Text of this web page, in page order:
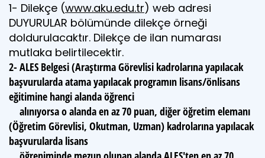
1- Dilekçe (www.aku.edu.tr) web adresi
DUYURULAR bölümünde dilekçe örneği
doldurulacaktır. Dilekçe de ilan numarası
mutlaka belirtilecektir.
2- ALES Belgesi (Araştırma Görevlisi kadrolarına yapılacak
başvurularda atama yapılacak programın lisans/önlisans
eğitimine hangi alanda öğrenci
alınıyorsa o alanda en az 70 puan, diğer öğretim elemanı
(Öğretim Görevlisi, Okutman, Uzman) kadrolarına yapılacak
başvurularda lisans